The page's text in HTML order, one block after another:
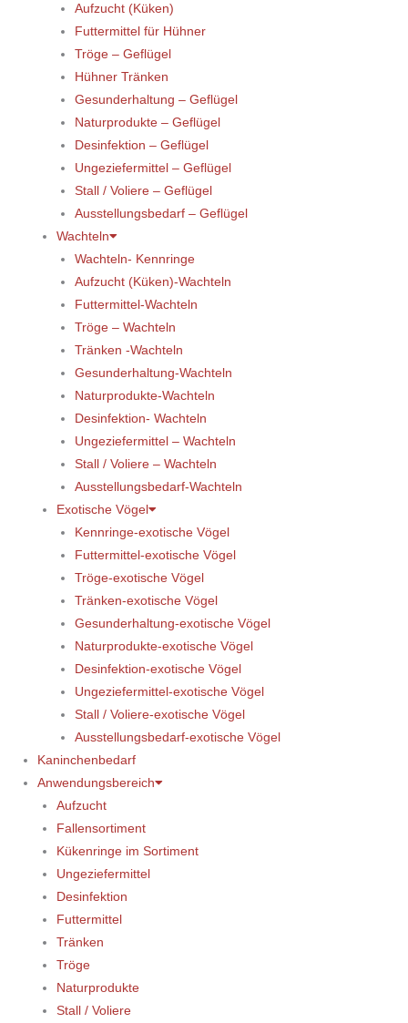
Aufzucht (Küken)
Futtermittel für Hühner
Tröge – Geflügel
Hühner Tränken
Gesunderhaltung – Geflügel
Naturprodukte – Geflügel
Desinfektion – Geflügel
Ungeziefermittel – Geflügel
Stall / Voliere – Geflügel
Ausstellungsbedarf – Geflügel
Wachteln
Wachteln- Kennringe
Aufzucht (Küken)-Wachteln
Futtermittel-Wachteln
Tröge – Wachteln
Tränken -Wachteln
Gesunderhaltung-Wachteln
Naturprodukte-Wachteln
Desinfektion- Wachteln
Ungeziefermittel – Wachteln
Stall / Voliere – Wachteln
Ausstellungsbedarf-Wachteln
Exotische Vögel
Kennringe-exotische Vögel
Futtermittel-exotische Vögel
Tröge-exotische Vögel
Tränken-exotische Vögel
Gesunderhaltung-exotische Vögel
Naturprodukte-exotische Vögel
Desinfektion-exotische Vögel
Ungeziefermittel-exotische Vögel
Stall / Voliere-exotische Vögel
Ausstellungsbedarf-exotische Vögel
Kaninchenbedarf
Anwendungsbereich
Aufzucht
Fallensortiment
Kükenringe im Sortiment
Ungeziefermittel
Desinfektion
Futtermittel
Tränken
Tröge
Naturprodukte
Stall / Voliere